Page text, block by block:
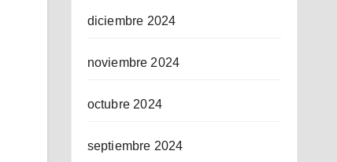
diciembre 2024
noviembre 2024
octubre 2024
septiembre 2024